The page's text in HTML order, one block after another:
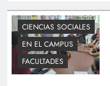
CIENCIAS SOCIALES
EN EL CAMPUS
FACULTADES